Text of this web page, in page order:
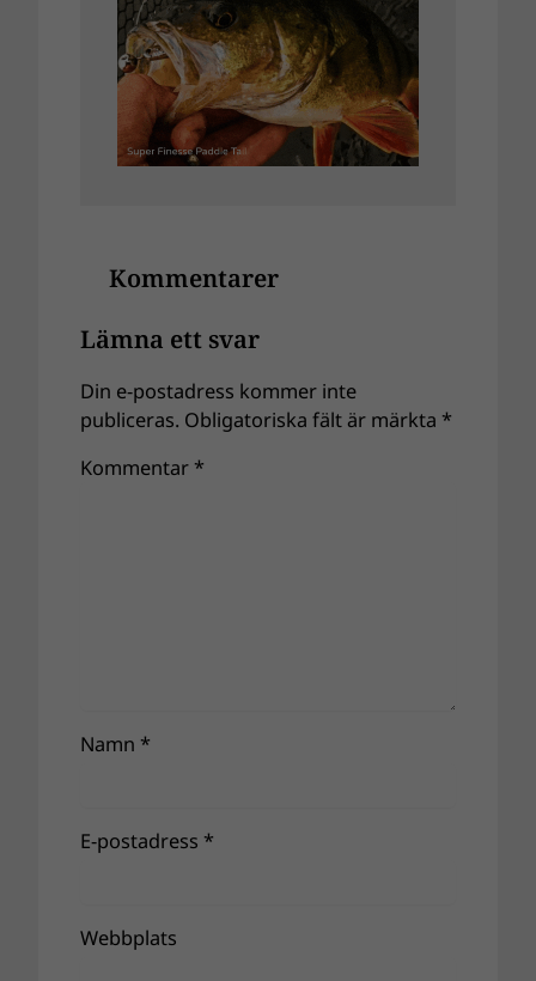
Kommentarer
Lämna ett svar
Din e-postadress kommer inte
publiceras. Obligatoriska fält är märkta *
Kommentar *
Namn *
E-postadress *
Webbplats